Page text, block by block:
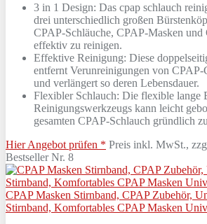
3 in 1 Design: Das cpap schlauch
drei unterschiedlich großen
CPAP-Schläuche, CPAP-Masken
effektiv zu reinigen.
Effektive Reinigung: Diese
entfernt Verunreinigungen von CPAP-
und verlängert so deren Lebensdauer.
Flexibler Schlauch: Die flexible lange
Reinigungswerkzeugs kann leicht
gesamten CPAP-Schlauch gründlich
Hier Angebot prüfen * Preis inkl. MwSt.,
Bestseller Nr. 8
CPAP Masken Stirnband, CPAP Zubehör,
Stirnband, Komfortables CPAP Masken